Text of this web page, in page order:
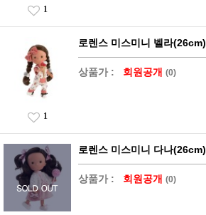
1
로렌스 미스미니 벨라(26cm)
상품가 : 회원공개 (0)
1
로렌스 미스미니 다나(26cm)
상품가 : 회원공개 (0)